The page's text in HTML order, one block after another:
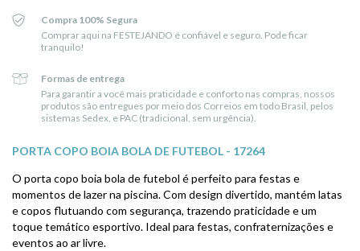
Compra 100% Segura
Comprar aqui na FESTEJANDO é confiável e seguro. Pode ficar
tranquilo!
Formas de entrega
Para garantir a você mais praticidade e conforto nas compras, nossos
produtos são entregues por meio dos Correios em todo Brasil, pelos
sistemas Sedex, e PAC (tradicional, sem urgência).
PORTA COPO BOIA BOLA DE FUTEBOL - 17264
O porta copo boia bola de futebol é perfeito para festas e
momentos de lazer na piscina. Com design divertido, mantém latas
e copos flutuando com segurança, trazendo praticidade e um
toque temático esportivo. Ideal para festas, confraternizações e
eventos ao ar livre.